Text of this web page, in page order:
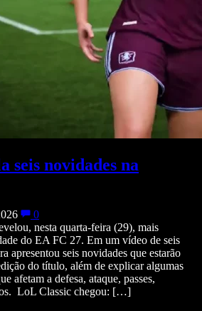
seis novidades na
0
nesta quarta-feira (29), mais
do EA FC 27. Em um vídeo de seis
apresentou seis novidades que estarão
do título, além de explicar algumas
afetam a defesa, ataque, passes,
LoL Classic chegou: […]